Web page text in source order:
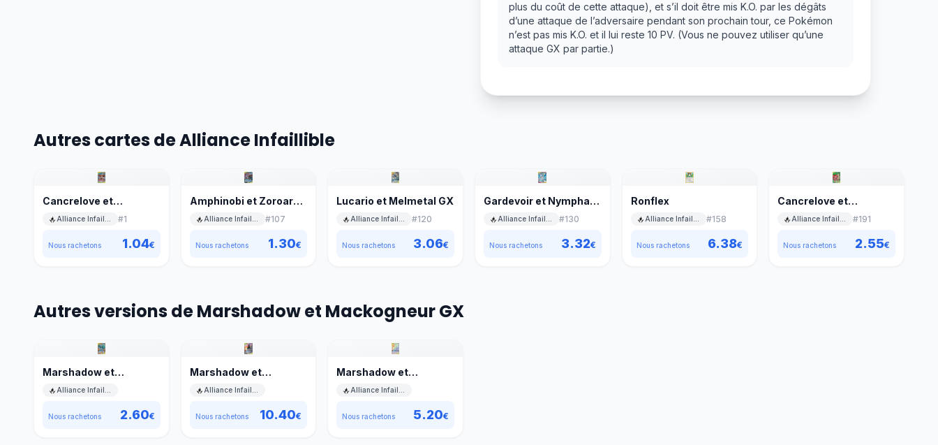
plus du coût de cette attaque), et s’il doit être mis K.O. par les dégâts
d’une attaque de l’adversaire pendant son prochain tour, ce Pokémon
n’est pas mis K.O. et il lui reste 10 PV. (Vous ne pouvez utiliser qu’une
attaque GX par partie.)
Autres cartes de Alliance Infaillible
Cancrelove et
Mouscoto GX
#1
Nous rachetons 1.04€
Amphinobi et Zoroark
GX
#107
Nous rachetons 1.30€
Lucario et Melmetal GX
#120
Nous rachetons 3.06€
Gardevoir et Nymphali
GX
#130
Nous rachetons 3.32€
Ronflex
#158
Nous rachetons 6.38€
Cancrelove et
Mouscoto GX
#191
Nous rachetons 2.55€
Autres versions de Marshadow et Mackogneur GX
Marshadow et
Mackogneur GX
Nous rachetons 2.60€
Marshadow et
Mackogneur GX
Nous rachetons 10.40€
Marshadow et
Mackogneur GX
Nous rachetons 5.20€